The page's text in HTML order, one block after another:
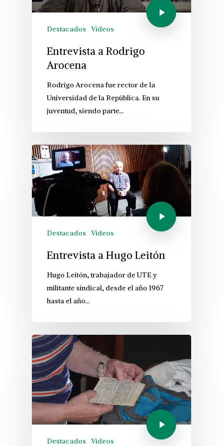
Destacados Videos
Entrevista a Rodrigo
Arocena
Rodrigo Arocena fue rector de la
Universidad de la República. En su
juventud, siendo parte…
Destacados Videos
Entrevista a Hugo Leitón
Hugo Leitón, trabajador de UTE y
militante sindical, desde el año 1967
hasta el año…
Destacados Videos